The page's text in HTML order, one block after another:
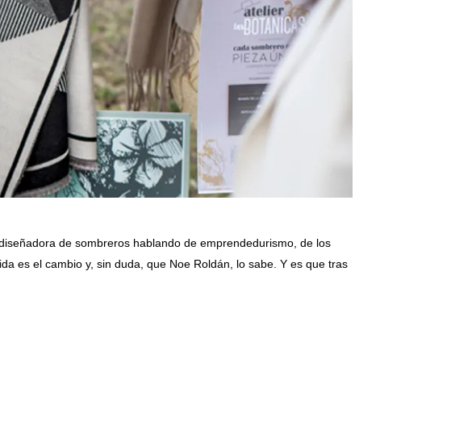
de sombreros hablando de emprendedurismo, de los
es el cambio y, sin duda, que Noe Roldán, lo sabe. Y es que tras